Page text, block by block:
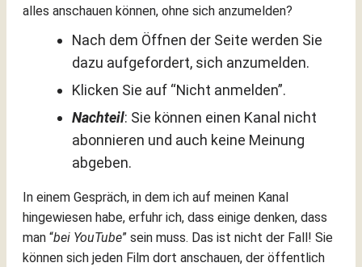
alles anschauen können, ohne sich anzumelden?
Nach dem Öffnen der Seite werden Sie
dazu aufgefordert, sich anzumelden.
Klicken Sie auf “Nicht anmelden”.
Nachteil: Sie können einen Kanal nicht
abonnieren und auch keine Meinung
abgeben.
In einem Gespräch, in dem ich auf meinen Kanal
hingewiesen habe, erfuhr ich, dass einige denken, dass
man “bei YouTube” sein muss. Das ist nicht der Fall! Sie
können sich jeden Film dort anschauen, der öffentlich